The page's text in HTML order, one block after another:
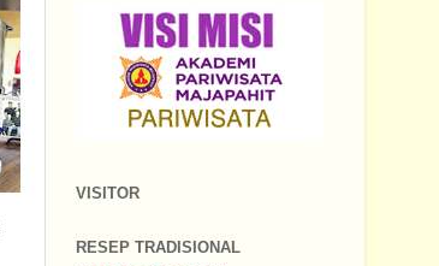
VISITOR
RESEP TRADISIONAL